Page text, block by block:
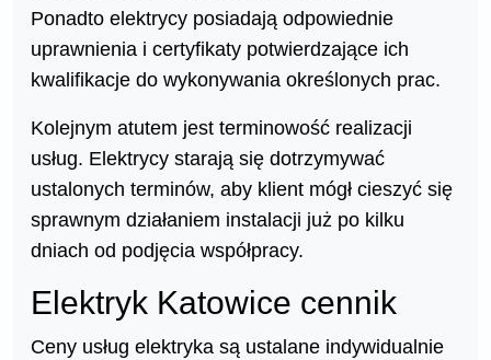
Ponadto elektrycy posiadają odpowiednie
uprawnienia i certyfikaty potwierdzające ich
kwalifikacje do wykonywania określonych prac.
Kolejnym atutem jest terminowość realizacji
usług. Elektrycy starają się dotrzymywać
ustalonych terminów, aby klient mógł cieszyć się
sprawnym działaniem instalacji już po kilku
dniach od podjęcia współpracy.
Elektryk Katowice cennik
Ceny usług elektryka są ustalane indywidualnie